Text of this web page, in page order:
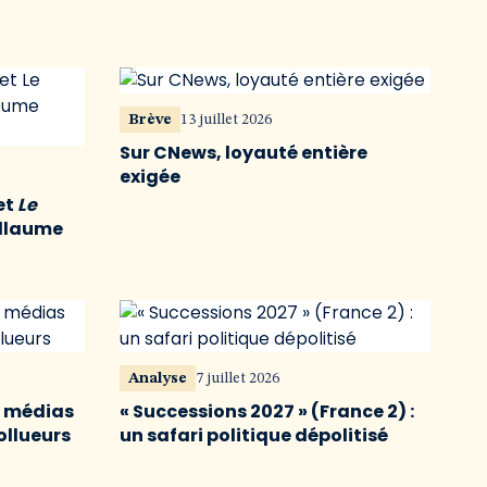
Le
Brève 13 juillet 2026
Sur CNews, loyauté entière
exigée
médias
Analyse 7 juillet 2026
« Successions 2027 » (France 2) :
un safari politique dépolitisé